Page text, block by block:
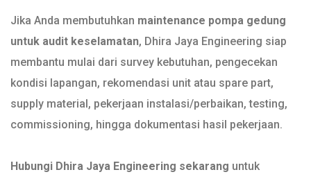
Jika Anda membutuhkan maintenance pompa gedung
untuk audit keselamatan, Dhira Jaya Engineering siap
membantu mulai dari survey kebutuhan, pengecekan
kondisi lapangan, rekomendasi unit atau spare part,
supply material, pekerjaan instalasi/perbaikan, testing,
commissioning, hingga dokumentasi hasil pekerjaan.
Hubungi Dhira Jaya Engineering sekarang untuk